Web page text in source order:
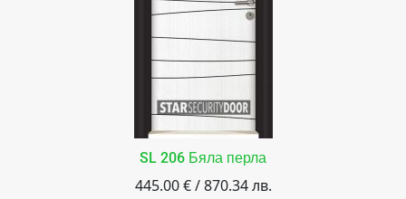
SL 206 Бяла перла
445.00 € / 870.34 лв.